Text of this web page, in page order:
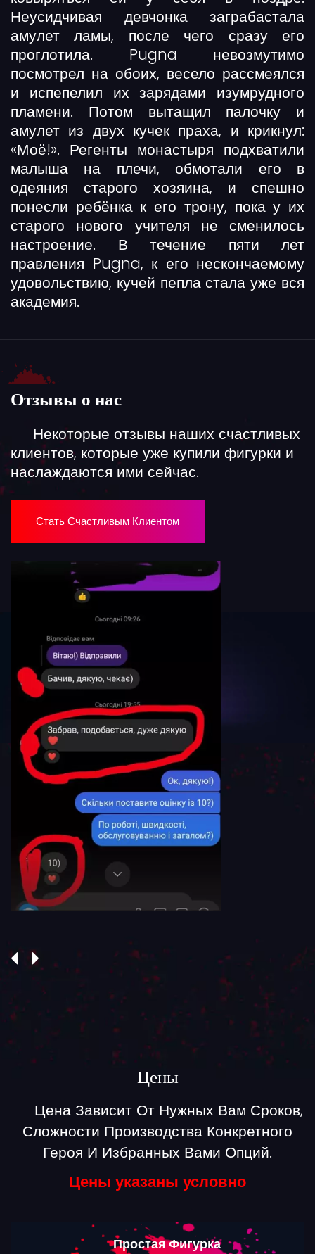
Неусидчивая девчонка заграбастала
амулет ламы, после чего сразу его
проглотила. Pugna невозмутимо
посмотрел на обоих, весело рассмеялся
и испепелил их зарядами изумрудного
пламени. Потом вытащил палочку и
амулет из двух кучек праха, и крикнул:
«Моё!». Регенты монастыря подхватили
малыша на плечи, обмотали его в
одеяния старого хозяина, и спешно
понесли ребёнка к его трону, пока у их
старого нового учителя не сменилось
настроение. В течение пяти лет
правления Pugna, к его нескончаемому
удовольствию, кучей пепла стала уже вся
академия.
Отзывы о нас
Некоторые отзывы наших счастливых
клиентов, которые уже купили фигурки и
наслаждаются ими сейчас.
Стать Счастливым Клиентом
Цены
Цена Зависит От Нужных Вам Сроков,
Сложности Производства Конкретного
Героя И Избранных Вами Опций.
Цены указаны условно
Простая Фигурка